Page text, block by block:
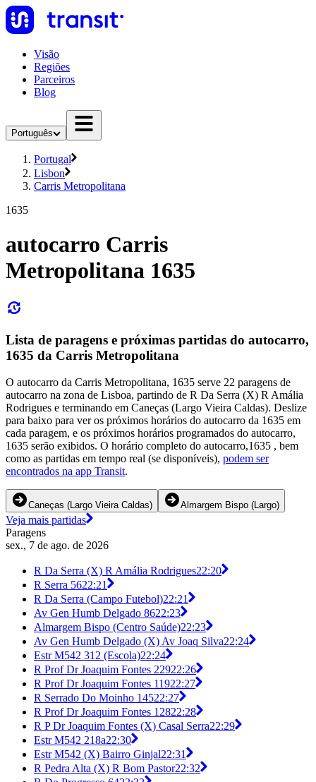
Visão
Regiões
Parceiros
Blog
Português
Portugal
Lisbon
Carris Metropolitana
1635
autocarro Carris
Metropolitana 1635
Lista de paragens e próximas partidas do autocarro,
1635 da Carris Metropolitana
O autocarro da Carris Metropolitana, 1635 serve 22 paragens de
autocarro na zona de Lisboa, partindo de R Da Serra (X) R Amália
Rodrigues e terminando em Caneças (Largo Vieira Caldas). Deslize
para baixo para ver os próximos horários do autocarro da 1635 em
cada paragem, e os próximos horários programados do autocarro,
1635 serão exibidos. O horário completo do autocarro,1635 , bem
como as partidas em tempo real (se disponíveis), podem ser
encontrados na app Transit.
Caneças (Largo Vieira Caldas) Almargem Bispo (Largo)
Veja mais partidas
Paragens
sex., 7 de ago. de 2026
R Da Serra (X) R Amália Rodrigues22:20
R Serra 5622:21
R Da Serra (Campo Futebol)22:21
Av Gen Humb Delgado 8622:23
Almargem Bispo (Centro Saúde)22:23
Av Gen Humb Delgado (X) Av Joaq Silva22:24
Estr M542 312 (Escola)22:24
R Prof Dr Joaquim Fontes 22922:26
R Prof Dr Joaquim Fontes 11922:27
R Serrado Do Moinho 14522:27
R Prof Dr Joaquim Fontes 12822:28
R P Dr Joaquim Fontes (X) Casal Serra22:29
Estr M542 218a22:30
Estr M542 (X) Bairro Ginjal22:31
R Pedra Alta (X) R Bom Pastor22:32